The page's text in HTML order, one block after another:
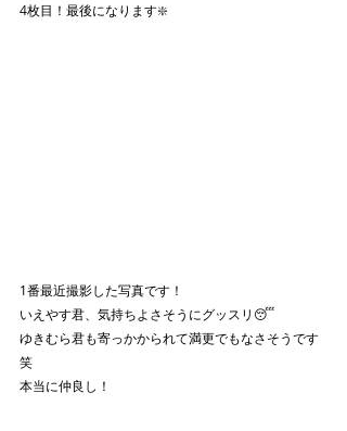
4枚目！最後になります❇️
1番最近撮影した写真です！
いえやす君、気持ちよさそうにグッスリ😴
ゆきむら君も寄っかかられて満更でもなさそうです
笑
本当に仲良し！